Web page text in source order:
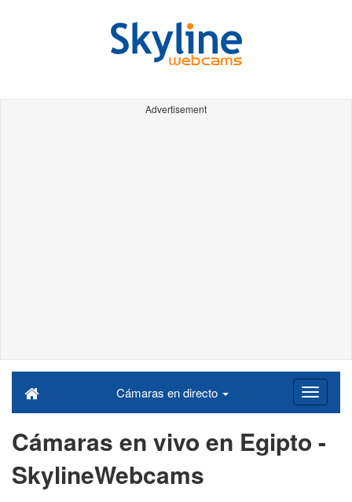
Advertisement
Cámaras en directo
Cámaras en vivo en Egipto -
SkylineWebcams